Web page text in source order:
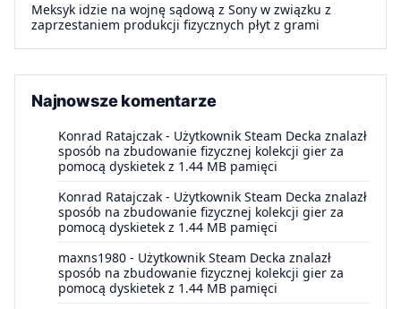
Meksyk idzie na wojnę sądową z Sony w związku z
zaprzestaniem produkcji fizycznych płyt z grami
Najnowsze komentarze
Konrad Ratajczak - Użytkownik Steam Decka znalazł
sposób na zbudowanie fizycznej kolekcji gier za
pomocą dyskietek z 1.44 MB pamięci
Konrad Ratajczak - Użytkownik Steam Decka znalazł
sposób na zbudowanie fizycznej kolekcji gier za
pomocą dyskietek z 1.44 MB pamięci
maxns1980 - Użytkownik Steam Decka znalazł
sposób na zbudowanie fizycznej kolekcji gier za
pomocą dyskietek z 1.44 MB pamięci